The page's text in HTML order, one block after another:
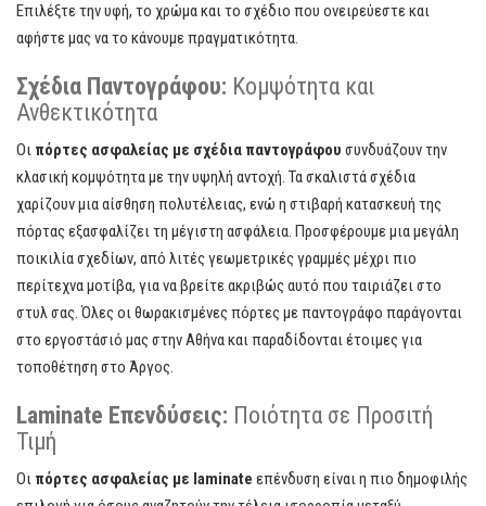
Επιλέξτε την υφή, το χρώμα και το σχέδιο που ονειρεύεστε και
αφήστε μας να το κάνουμε πραγματικότητα.
Σχέδια Παντογράφου: Κομψότητα και
Ανθεκτικότητα
Οι πόρτες ασφαλείας με σχέδια παντογράφου συνδυάζουν την
κλασική κομψότητα με την υψηλή αντοχή. Τα σκαλιστά σχέδια
χαρίζουν μια αίσθηση πολυτέλειας, ενώ η στιβαρή κατασκευή της
πόρτας εξασφαλίζει τη μέγιστη ασφάλεια. Προσφέρουμε μια μεγάλη
ποικιλία σχεδίων, από λιτές γεωμετρικές γραμμές μέχρι πιο
περίτεχνα μοτίβα, για να βρείτε ακριβώς αυτό που ταιριάζει στο
στυλ σας. Όλες οι θωρακισμένες πόρτες με παντογράφο παράγονται
στο εργοστάσιό μας στην Αθήνα και παραδίδονται έτοιμες για
τοποθέτηση στο Άργος.
Laminate Επενδύσεις: Ποιότητα σε Προσιτή
Τιμή
Οι πόρτες ασφαλείας με laminate επένδυση είναι η πιο δημοφιλής